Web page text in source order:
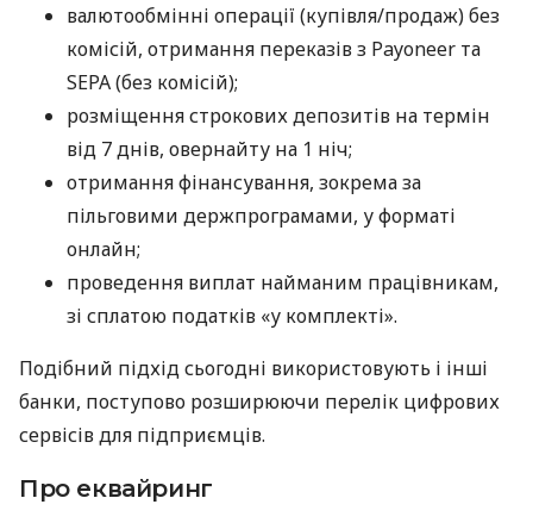
валютообмінні операції (купівля/продаж) без
комісій, отримання переказів з Payoneer та
SEPA (без комісій);
розміщення строкових депозитів на термін
від 7 днів, овернайту на 1 ніч;
отримання фінансування, зокрема за
пільговими держпрограмами, у форматі
онлайн;
проведення виплат найманим працівникам,
зі сплатою податків «у комплекті».
Подібний підхід сьогодні використовують і інші
банки, поступово розширюючи перелік цифрових
сервісів для підприємців.
Про еквайринг